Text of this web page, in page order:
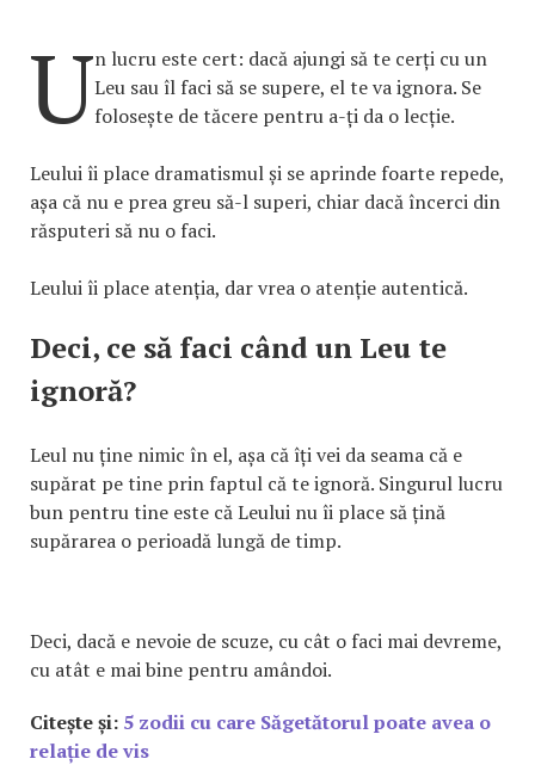
Un lucru este cert: dacă ajungi să te cerți cu un
Leu sau îl faci să se supere, el te va ignora. Se
folosește de tăcere pentru a-ți da o lecție.
Leului îi place dramatismul și se aprinde foarte repede,
așa că nu e prea greu să-l superi, chiar dacă încerci din
răsputeri să nu o faci.
Leului îi place atenția, dar vrea o atenție autentică.
Deci, ce să faci când un Leu te
ignoră?
Leul nu ține nimic în el, așa că îți vei da seama că e
supărat pe tine prin faptul că te ignoră. Singurul lucru
bun pentru tine este că Leului nu îi place să țină
supărarea o perioadă lungă de timp.
Deci, dacă e nevoie de scuze, cu cât o faci mai devreme,
cu atât e mai bine pentru amândoi.
Citește și: 5 zodii cu care Săgetătorul poate avea o
relație de vis